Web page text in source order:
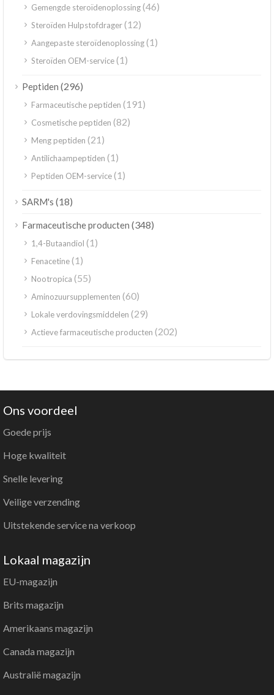
Gemengde steroïdenoplossing(46)
Steroïden Hulpstofdrager(12)
Aangepaste steroïdenoplossing(1)
Steroïden OEM-service(1)
Peptiden (296)
Farmaceutische peptiden (191)
Cosmetische peptiden (82)
Meng peptiden (21)
Antilichaampeptiden (1)
Peptiden OEM-service(1)
SARM's (18)
Farmaceutische producten (348)
1,4-Butaandiol (1)
Fenacetine(1)
Nootropica (55)
Aminozuursupplementen (60)
Lokale verdovingsmiddelen (29)
Actieve farmaceutische producten (202)
Ons voordeel
Goede prijs
Hoge kwaliteit
Snelle levering
Veilige verzending
Uitstekende service na verkoop
Lokaal magazijn
EU-magazijn
Brits magazijn
Amerikaans magazijn
Canada magazijn
Australië magazijn